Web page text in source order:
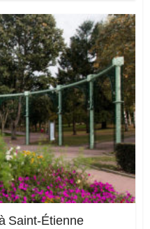
Saint-Étienne